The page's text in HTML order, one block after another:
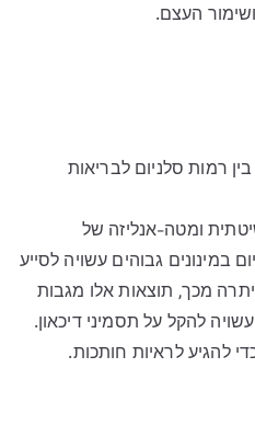
העצם.
רמות סלניום לבריאות
ומטה-אנליזה של
במינונים גבוהים עשויה לסייע
מכך, תוצאות אלו מגבות
להקל על תסמיני דיכאון.
להגיע לראיות חותכות.